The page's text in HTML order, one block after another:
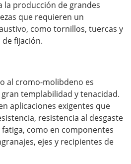
la producción de grandes
que requieren un
como tornillos, tuercas y
fijación.
al cromo-molibdeno es
templabilidad y tenacidad.
aplicaciones exigentes que
resistencia al desgaste
como en componentes
ejes y recipientes de